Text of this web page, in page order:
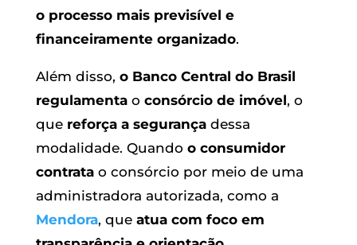
o processo mais previsível e
financeiramente organizado.
Além disso, o Banco Central do Brasil
regulamentao consórcio de imóvel, o
que reforça a segurançadessa
modalidade. Quando o consumidor
contratao consórcio por meio de uma
administradora autorizada, como a
Mendora, que atua com foco em